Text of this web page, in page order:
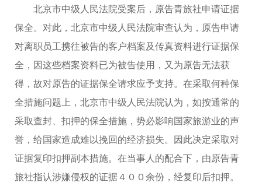
北京市中级人民法院受案后，原告青旅社申请证据
保全。对此，北京市中级人民法院审查认为，原告申请
对离职员工携往被告的客户档案及传真资料进行证据保
全，因这些档案资料已为被告使用，又为原告无法获
得，故对原告的证据保全请求应予支持。在采取何种保
全措施问题上，北京市中级人民法院认为，如按通常的
采取查封、扣押的保全措施，势必影响国家旅游业的声
誉，给国家造成难以挽回的经济损失。因此决定采取对
证据复印扣押副本措施。在当事人的配合下，由原告青
旅社指认涉嫌侵权的证据４００余份，经复印后扣押。